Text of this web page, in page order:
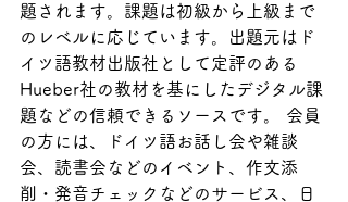
題されます。課題は初級から上級まで
のレベルに応じています。出題元はド
イツ語教材出版社として定評のある
Hueber社の教材を基にしたデジタル課
題などの信頼できるソースです。 会員
の方には、ドイツ語お話し会や雑談
会、読書会などのイベント、作文添
削・発音チェックなどのサービス、日